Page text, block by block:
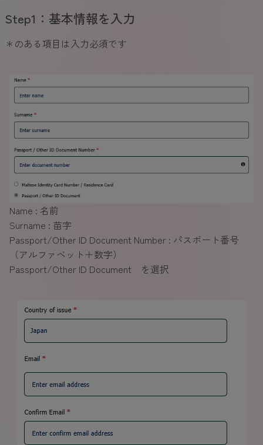
Step1：基本情報を入力
＊のある項目は入力必須です
Name : 名前
Surname : 苗字
Passport/Other ID Document Number : パスポート番号
（アルファベット＋数字）
Passport/Other ID Document を選択